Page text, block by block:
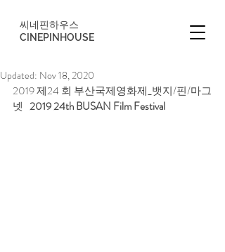
씨네핀하우스
CINEPINHOUSE
Updated: Nov 18, 2020
2019 제24 회 부산국제영화제_뱃지/핀/마그
넷 2019 24th BUSAN Film Festival